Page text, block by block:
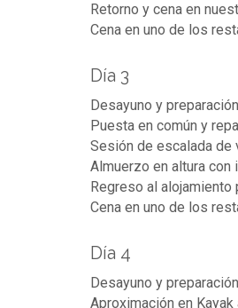
Retorno y cena en
Cena en uno de los
Día 3
Desayuno y
Puesta en común y
Sesión de escalada de
Almuerzo en altura con
Regreso al alojamiento
Cena en uno de los
Día 4
Desayuno y
Aproximación en Kayak